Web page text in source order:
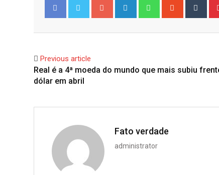
Google+ LinkedIn Whatsapp
Previous article
Real é a 4ª moeda do mundo que mais subiu
dólar em abril
Fato verdade
administrator